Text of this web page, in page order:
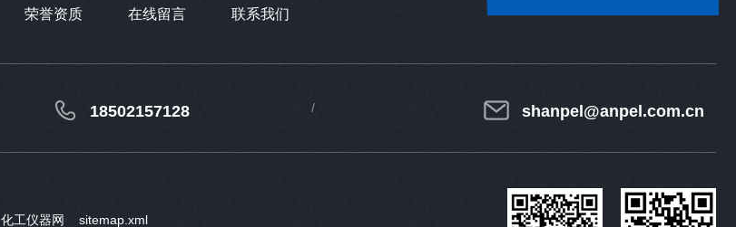
荣誉资质 在线留言 联系我们
18502157128 shanpel@anpel.com.cn
化工仪器网 sitemap.xml